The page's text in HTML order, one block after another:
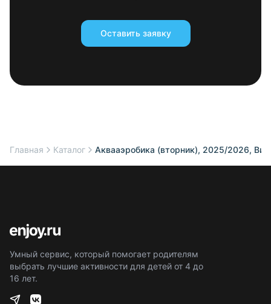
Оставить заявку
Главная Каталог Аквааэробика (вторник), 2025/2026,
Умный сервис, который помогает родителям
выбрать лучшие активности для детей от 4 до
16 лет.